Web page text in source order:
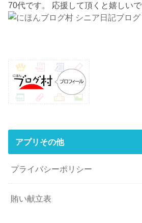
70代です。 応援して頂くと嬉しいで
アプリその他
プライバシーポリシー
賄い献立表